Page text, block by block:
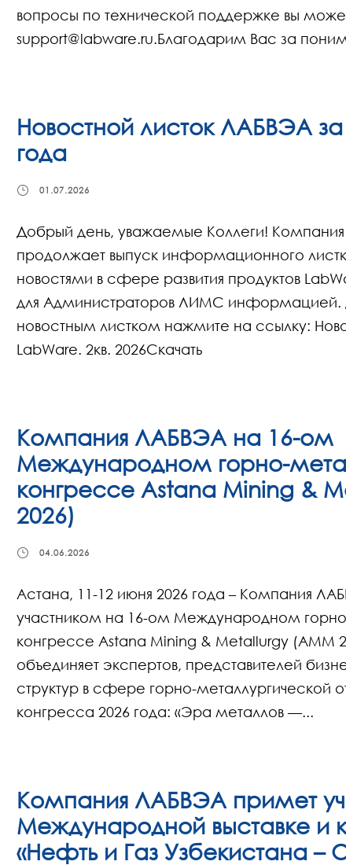
вопросы по технической поддержке вы
support@labware.ru.Благодарим Вас за
Новостной листок ЛАБВЭА за
года
01.07.2026
Добрый день, уважаемые Коллеги!
продолжает выпуск информационного
новостями в сфере развития продуктов
для Администраторов ЛИМС информацией.
новостным листком нажмите на ссылку:
LabWare. 2кв. 2026Скачать
Компания ЛАБВЭА на 16-ом
Международном горно-
конгрессе Astana Mining &
2026)
04.06.2026
Астана, 11-12 июня 2026 года – Компания
участником на 16-ом Международном
конгрессе Astana Mining & Metallurgy (AMM
объединяет экспертов, представителей
структур в сфере горно-металлургической
конгресса 2026 года: «Эра металлов —...
Компания ЛАБВЭА примет
Международной выставке и
«Нефть и Газ Узбекистана –